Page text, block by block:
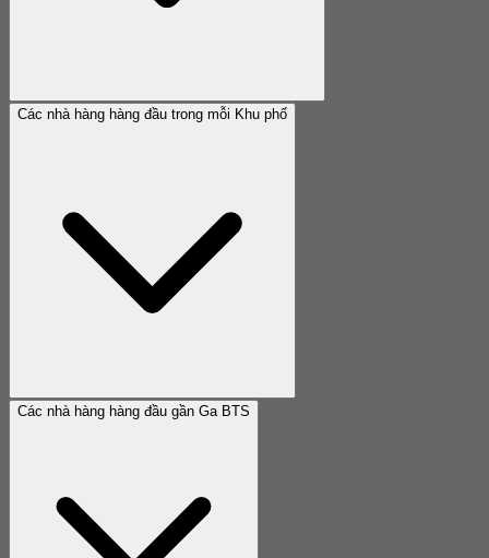
Các nhà hàng hàng đầu trong mỗi Khu phố
Các nhà hàng hàng đầu gần Ga BTS